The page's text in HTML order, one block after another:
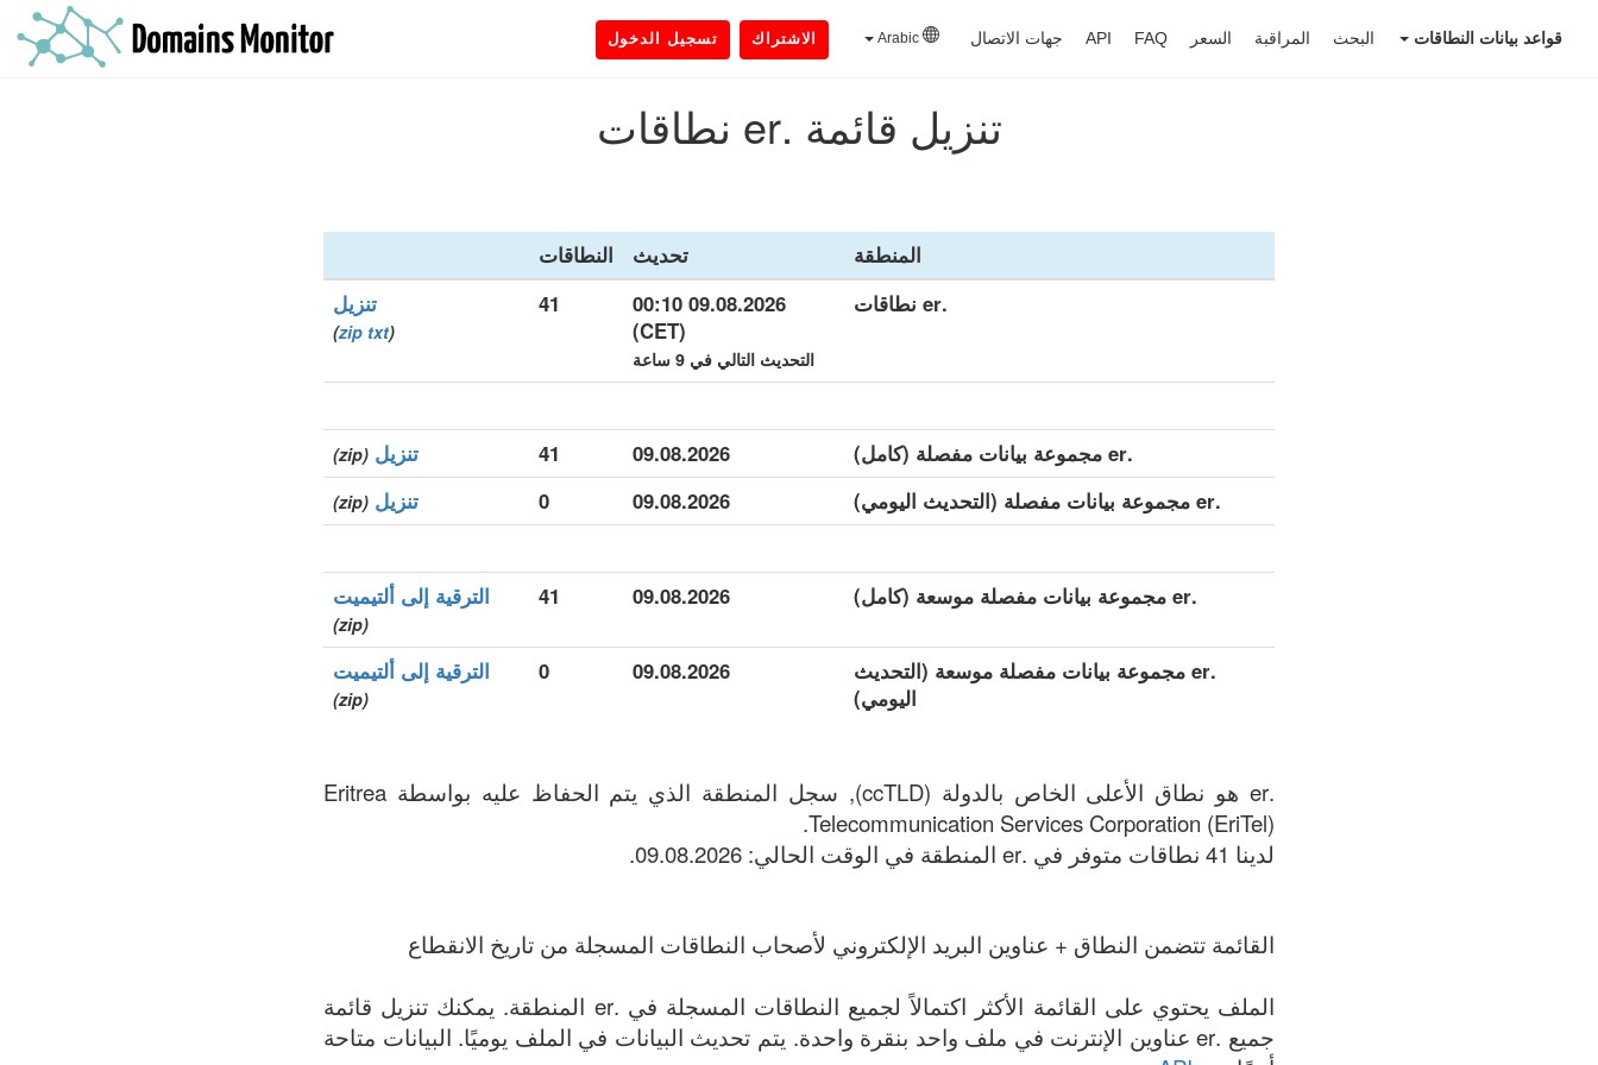
قواعد بيانات النطاقات البحث المراقبة السعر FAQ
API جهات الاتصال الاشتراك تسجيل الدخول
تنزيل قائمة .er نطاقات
المنطقة تحديث
النطاقات
.er نطاقات
09.08.2026 00:10
(CET)
التحديث التالي في 9 ساعة
41 تنزيل
(
zip txt
)
.er مجموعة بيانات مفصلة (كامل) 09.08.2026
41 تنزيل (zip)
.er مجموعة بيانات مفصلة (التحديث اليومي) 09.08.2026
0 تنزيل (zip)
.er مجموعة بيانات مفصلة موسعة (كامل) 09.08.2026
41 الترقية إلى ألتيميت
(zip)
.er مجموعة بيانات مفصلة موسعة (التحديث
اليومي)
09.08.2026
0 الترقية إلى ألتيميت
(zip)
.er هو نطاق الأعلى الخاص بالدولة (ccTLD), سجل المنطقة الذي يتم الحفاظ عليه بواسطة Eritrea
Telecommunication Services Corporation (EriTel).
لدينا 41 نطاقات متوفر في .er المنطقة في الوقت الحالي: 09.08.2026.
القائمة تتضمن النطاق + عناوين البريد الإلكتروني لأصحاب النطاقات المسجلة من تاريخ الانقطاع
الملف يحتوي على القائمة الأكثر اكتمالاً لجميع النطاقات المسجلة في .er المنطقة. يمكنك تنزيل قائمة
جميع .er عناوين الإنترنت في ملف واحد بنقرة واحدة. يتم تحديث البيانات في الملف يوميًا. البيانات متاحة